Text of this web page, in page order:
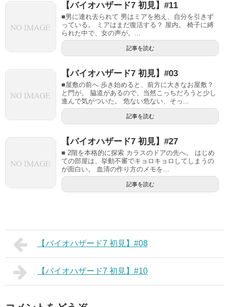
【バイオハザード7 初見】#11
■男に連れ去られて 男はミアを抱え、自分を引きず
っている。 ミアはまだ復活する？ 屋内。 椅子に縛
られた中で、女の声が。...
記事を読む
【バイオハザード7 初見】#03
■屋敷の前へ 歩き始めると、前方に大きなお屋敷？
と門が。 脇道があるので、当然こっちだろうと少し
進んで気がついた。 危ない危ない、そっ...
記事を読む
【バイオハザード7 初見】#27
■ 2階を本格的に探索 カラスのドアの先へ。 はじめ
ての部屋は、挙動不審でキョロキョロしてしまうの
が面白い。 血清の作り方のメモを...
記事を読む
【バイオハザード7 初見】#08
【バイオハザード7 初見】#10